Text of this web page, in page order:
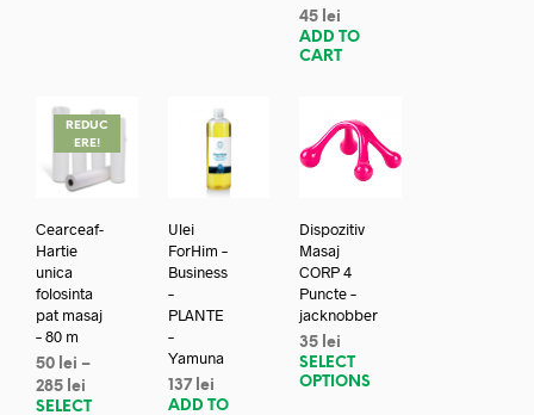
45 lei
ADD TO
CART
REDUC
ERE!
Cearceaf-
Hartie
unica
folosinta
pat masaj
– 80 m
50 lei –
285 lei
SELECT
Ulei
ForHim –
Business
–
PLANTE
–
Yamuna
137 lei
ADD TO
Dispozitiv
Masaj
CORP 4
Puncte –
jacknobber
35 lei
SELECT
OPTIONS